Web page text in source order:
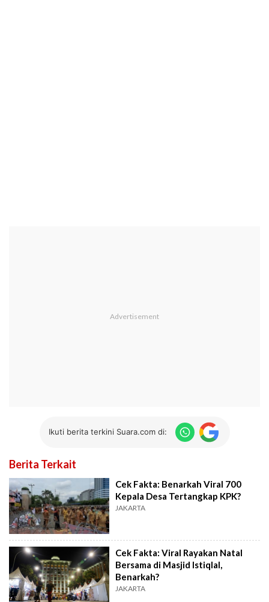
Ikuti berita terkini Suara.com di:
Berita Terkait
Cek Fakta: Benarkah Viral 700
Kepala Desa Tertangkap KPK?
JAKARTA
Cek Fakta: Viral Rayakan Natal
Bersama di Masjid Istiqlal,
Benarkah?
JAKARTA